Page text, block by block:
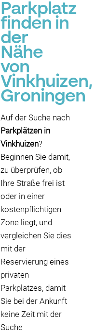
Parkplatz
finden in
der
Nähe
von
Vinkhuizen,
Groningen
Auf der Suche nach
Parkplätzen in
Vinkhuizen?
Beginnen Sie damit,
zu überprüfen, ob
Ihre Straße frei ist
oder in einer
kostenpflichtigen
Zone liegt, und
vergleichen Sie dies
mit der
Reservierung eines
privaten
Parkplatzes, damit
Sie bei der Ankunft
keine Zeit mit der
Suche